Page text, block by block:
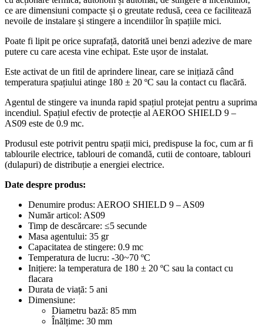
ce are dimensiuni compacte și o greutate redusă, ceea ce facilitează
nevoile de instalare și stingere a incendiilor în spațiile mici.
Poate fi lipit pe orice suprafață, datorită unei benzi adezive de mare
putere cu care acesta vine echipat. Este ușor de instalat.
Este activat de un fitil de aprindere linear, care se inițiază când
temperatura spațiului atinge 180 ± 20 ºC sau la contact cu flacără.
Agentul de stingere va inunda rapid spațiul protejat pentru a suprima
incendiul. Spațiul efectiv de protecție al AEROO SHIELD 9 –
AS09 este de 0.9 mc.
Produsul este potrivit pentru spații mici, predispuse la foc, cum ar fi
tablourile electrice, tablouri de comandă, cutii de contoare, tablouri
(dulapuri) de distribuție a energiei electrice.
Date despre produs:
Denumire produs: AEROO SHIELD 9 – AS09
Număr articol: AS09
Timp de descărcare: ≤5 secunde
Masa agentului: 35 gr
Capacitatea de stingere: 0.9 mc
Temperatura de lucru: -30~70 ºC
Inițiere: la temperatura de 180 ± 20 ºC sau la contact cu
flacara
Durata de viață: 5 ani
Dimensiune:
Diametru bază: 85 mm
Înălțime: 30 mm